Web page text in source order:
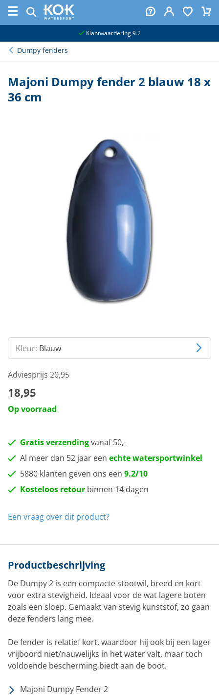
Klantwaardering 9.2
Dumpy fenders
Majoni Dumpy fender 2 blauw 18 x
36 cm
Kleur: Blauw
Adviesprijs 20,95
18,95
Op voorraad
Gratis verzendingvanaf 50,-
Al meer dan 52 jaar een echte watersportwinkel
5880 klanten geven ons een 9.2/10
Kosteloos retour binnen 14 dagen
Een vraag over dit product?
Productbeschrijving
De Dumpy 2 is een compacte stootwil, breed en kort
voor extra stevigheid. Ideaal voor de wat lagere boten
zoals een sloep. Gemaakt van stevig kunststof, zo gaan
deze fenders lang mee.
De fender is relatief kort, waardoor hij ook bij een lager
vrijboord niet/nauwelijks in het water valt, maar toch
voldoende bescherming biedt aan de boot.
Majoni Dumpy Fender 2